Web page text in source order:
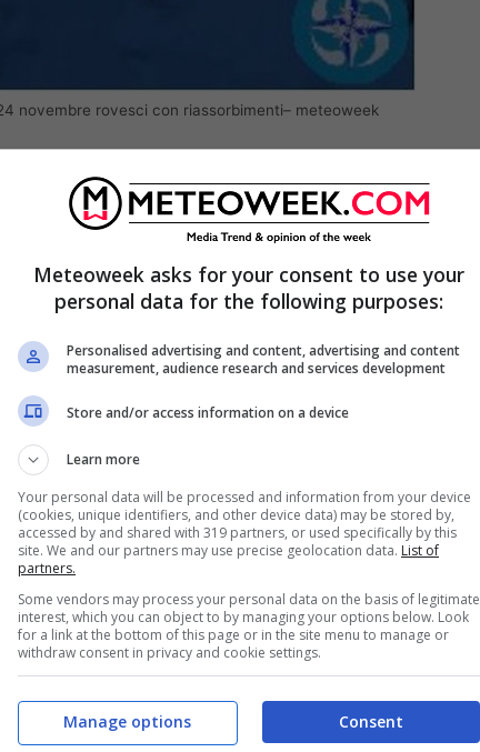
novembre rovesci con riassorbimenti– meteoweek
oggi cieli molto nuvolosi o coperti con deboli
sono previsti 9mm di pioggia. Durante
registrata sarà di minima
ventisaranno al mattinodebolie proverranno
da Ovest-Sudovest. Mare molto
Meteoweek asks for your consent to use your
personal data for the following purposes:
Personalised advertising and content, advertising and content
measurement, audience research and services development
Store and/or access information on a device
Learn more
Your personal data will be processed and information from your device
(cookies, unique identifiers, and other device data) may be stored by,
accessed by and shared with 319 partners, or used specifically by this
site. We and our partners may use precise geolocation data. List of
partners.
Some vendors may process your personal data on the basis of legitimate
interest, which you can object to by managing your options below. Look
for a link at the bottom of this page or in the site menu to manage or
withdraw consent in privacy and cookie settings.
Consent
Manage options